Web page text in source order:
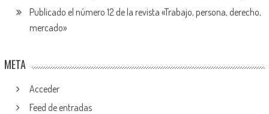
Publicado el número 12 de la revista «Trabajo, persona, derecho,
mercado»
META
Acceder
Feed de entradas